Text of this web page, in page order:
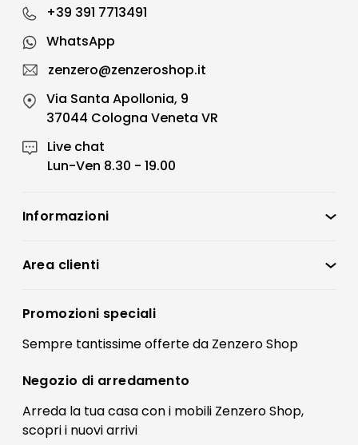
+39 391 7713491
WhatsApp
zenzero@zenzeroshop.it
Via Santa Apollonia, 9
37044 Cologna Veneta VR
Live chat
Lun-Ven 8.30 - 19.00
Informazioni
Condizioni di vendita
Preferenze Cookies
Termini e condizioni
Contatti
FAQ
Pagamenti
Area clienti
Registrati
Il mio account
Promozioni speciali
Sempre tantissimeofferteda Zenzero Shop
Negozio di arredamento
Arreda la tua casa con i mobili Zenzero Shop,
scopri i nuovi arrivi